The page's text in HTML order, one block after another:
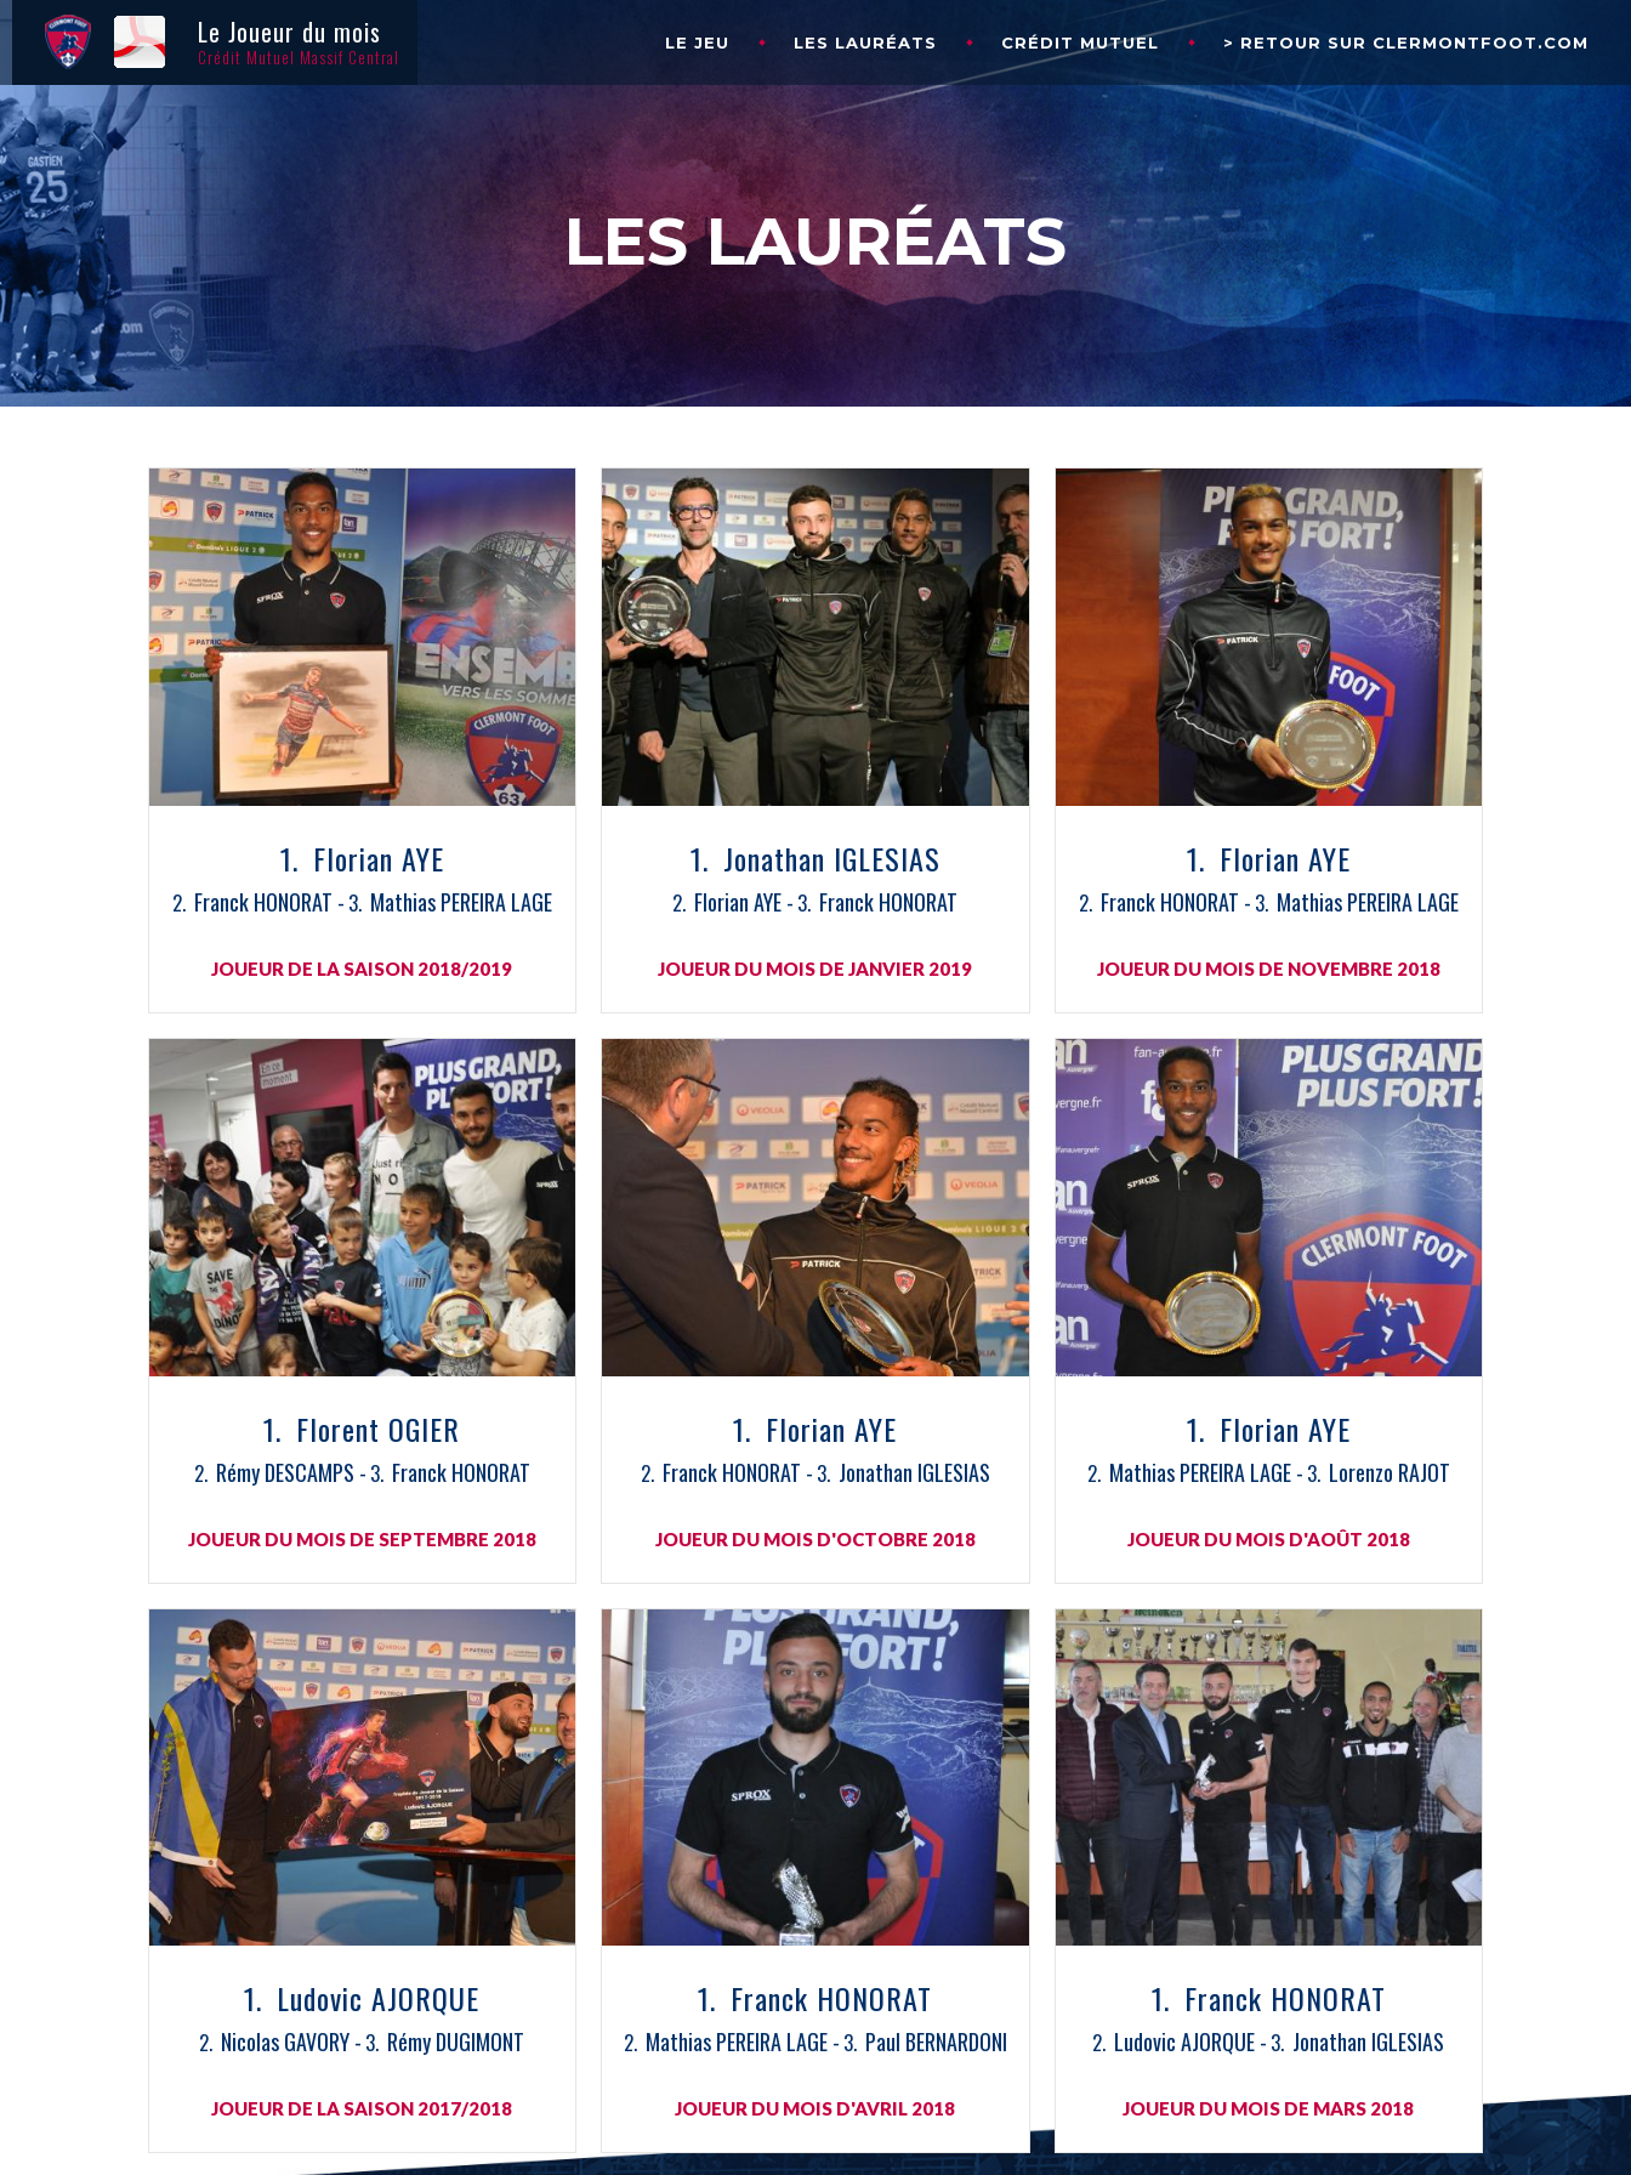
Le Joueur du mois
Crédit Mutuel Massif Central
LE JEU LES LAURÉATS CRÉDIT MUTUEL > RETOUR SUR CLERMONTFOOT.COM
LES LAURÉATS
Florian AYE
Franck HONORAT Mathias PEREIRA LAGE
JOUEUR DE LA SAISON 2018/2019
Jonathan IGLESIAS
Florian AYE Franck HONORAT
JOUEUR DU MOIS DE JANVIER 2019
Florian AYE
Franck HONORAT Mathias PEREIRA LAGE
JOUEUR DU MOIS DE NOVEMBRE 2018
Florent OGIER
Rémy DESCAMPS Franck HONORAT
JOUEUR DU MOIS DE SEPTEMBRE 2018
Florian AYE
Franck HONORAT Jonathan IGLESIAS
JOUEUR DU MOIS D'OCTOBRE 2018
Florian AYE
Mathias PEREIRA LAGE Lorenzo RAJOT
JOUEUR DU MOIS D'AOÛT 2018
Ludovic AJORQUE
Nicolas GAVORY Rémy DUGIMONT
JOUEUR DE LA SAISON 2017/2018
Franck HONORAT
Mathias PEREIRA LAGE Paul BERNARDONI
JOUEUR DU MOIS D'AVRIL 2018
Franck HONORAT
Ludovic AJORQUE Jonathan IGLESIAS
JOUEUR DU MOIS DE MARS 2018